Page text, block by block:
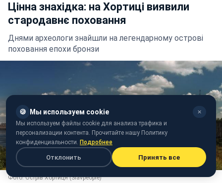
Цінна знахідка: на Хортиці виявили
стародавнє поховання
Днями археологи знайшли на легендарному острові
поховання епохи бронзи
Фото: Острів Хортиця (Slavpeople)
🍪 Мы используем cookie ✕
Мы используем файлы cookie для анализа трафика и
персонализации контента. Прочитайте нашу Политику
конфиденциальности. Подробнее
Отклонить Принять все